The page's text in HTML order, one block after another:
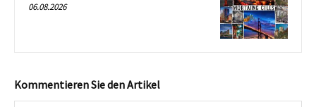
06.08.2026
Kommentieren Sie den Artikel